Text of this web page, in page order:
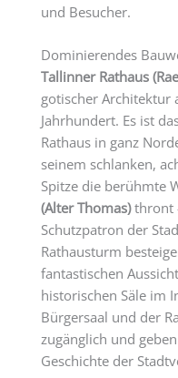
und Besucher.
Dominierendes
Tallinner Rathaus
gotischer Architektur
Jahrhundert. Es ist
Rathaus in ganz
seinem schlanken,
Spitze die berühmte
(Alter Thomas)thront
Schutzpatron der
Rathausturm
fantastischen
historischen Säle im
Bürgersaal und der
zugänglich und
Geschichte der